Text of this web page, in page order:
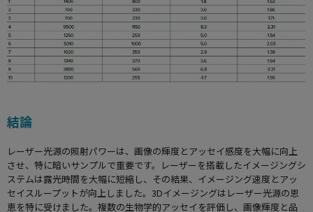
結論
レーザー光源の照射パワーは、画像の輝度とアッセイ感度を大幅に向上
させ、特に暗いサンプルで重要です。レーザーを搭載したイメージングシ
ステムは露光時間を大幅に短縮し、その結果、イメージング速度とアッ
セイスループットが向上しました。3Dイメージングはレーザー光源の恩
恵を特に受けました。複数の生物学的アッセイを評価し、画像輝度と品